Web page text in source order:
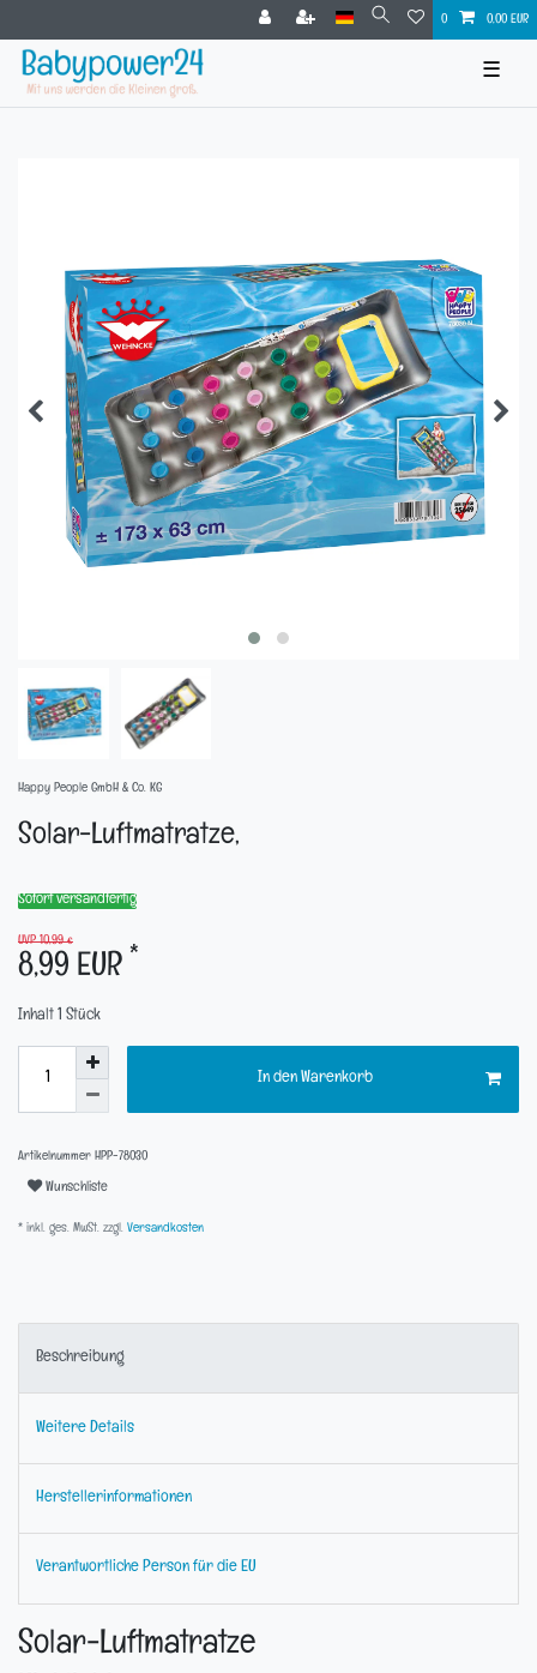
0 0,00 EUR
☰
Happy People GmbH & Co. KG
Solar-Luftmatratze,
Sofort versandfertig
UVP 10,99 €
8,99 EUR
*
Inhalt Stück
In den Warenkorb
Artikelnummer HPP-78030
Wunschliste
* inkl. ges. MwSt. zzgl. Versandkosten
Beschreibung
Weitere Details
Herstellerinformationen
Verantwortliche Person für die EU
Solar-Luftmatratze